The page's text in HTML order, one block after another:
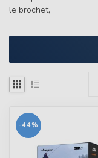
le brochet,
-44%